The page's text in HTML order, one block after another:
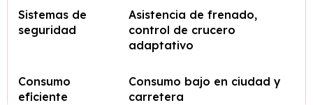
Sistemas de
seguridad
Asistencia de frenado,
control de crucero
adaptativo
Consumo
eficiente
Consumo bajo en ciudad y
carretera